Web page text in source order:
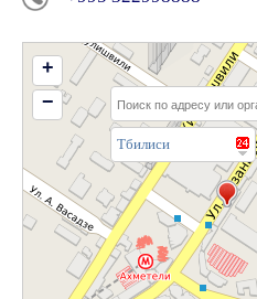
Тбилиси
+
−